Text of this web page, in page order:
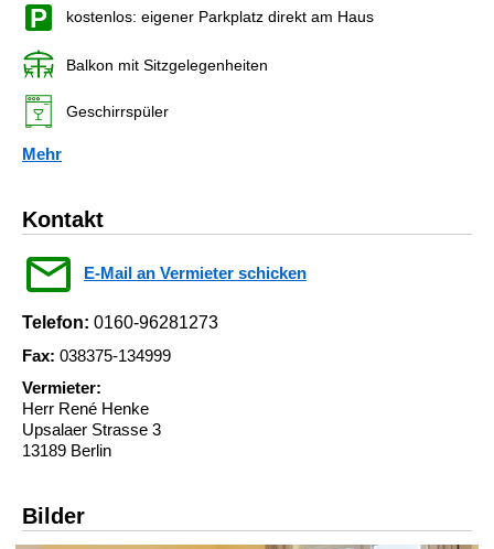
kostenlos: eigener Parkplatz direkt am Haus
Balkon mit Sitzgelegenheiten
Geschirrspüler
Mehr
Kontakt
E-Mail an Vermieter schicken
Telefon: 0160-96281273
Fax: 038375-134999
Vermieter:
Herr René Henke
Upsalaer Strasse 3
13189 Berlin
Bilder